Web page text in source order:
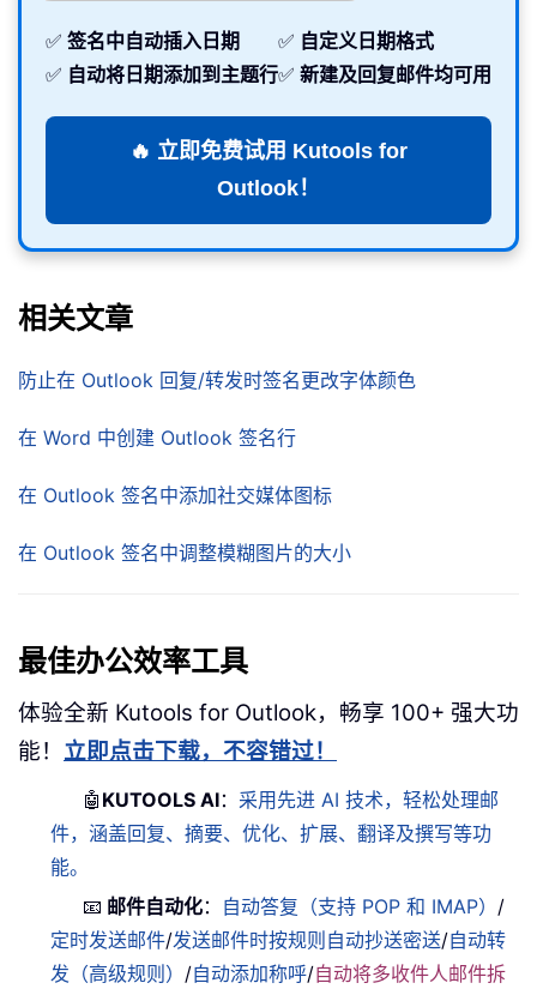
✅ 签名中自动插入日期
✅ 自动将日期添加到主题行
✅ 自定义日期格式
✅ 新建及回复邮件均可用
🔥 立即免费试用 Kutools for
Outlook！
相关文章
防止在 Outlook 回复/转发时签名更改字体颜色
在 Word 中创建 Outlook 签名行
在 Outlook 签名中添加社交媒体图标
在 Outlook 签名中调整模糊图片的大小
最佳办公效率工具
体验全新 Kutools for Outlook，畅享 100+ 强大功
能！ 立即点击下载，不容错过！
🤖 KUTOOLS AI： 采用先进 AI 技术，轻松处理邮
件，涵盖回复、摘要、优化、扩展、翻译及撰写等功
能。
📧 邮件自动化： 自动答复（支持 POP 和 IMAP） /
定时发送邮件/发送邮件时按规则自动抄送密送/自动转
发（高级规则） /自动添加称呼/自动将多收件人邮件拆